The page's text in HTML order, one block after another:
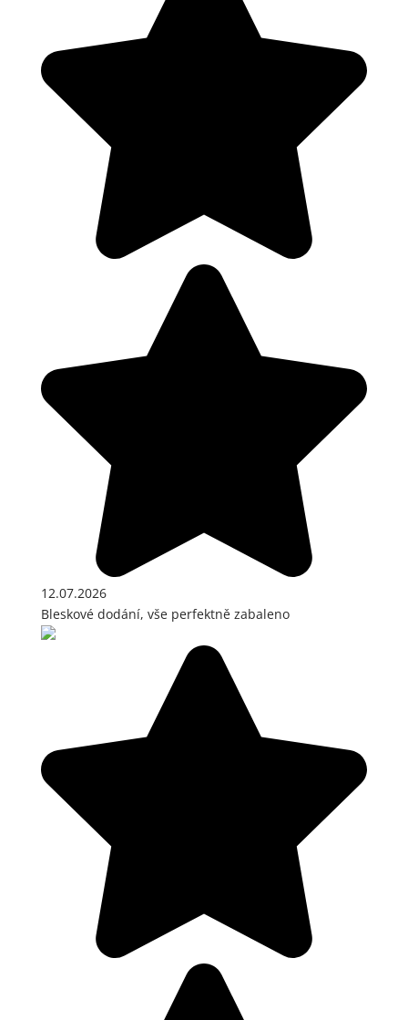
12.07.2026
Bleskové dodání, vše perfektně zabaleno